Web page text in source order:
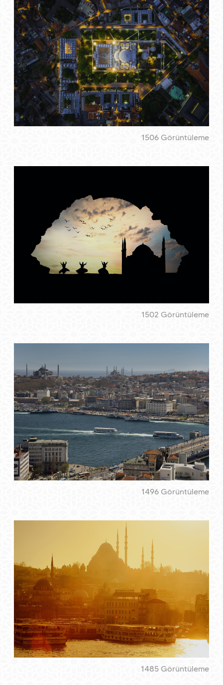
1506 Görüntüleme
1502 Görüntüleme
1496 Görüntüleme
1485 Görüntüleme